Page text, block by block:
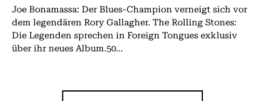
Joe Bonamassa: Der Blues-Champion verneigt sich vor
dem legendären Rory Gallagher. The Rolling Stones:
Die Legenden sprechen in Foreign Tongues exklusiv
über ihr neues Album.50...